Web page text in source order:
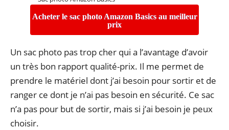
Acheter le sac photo Amazon Basics au meilleur
prix
Un sac photo pas trop cher qui a l’avantage d’avoir
un très bon rapport qualité-prix. Il me permet de
prendre le matériel dont j’ai besoin pour sortir et de
ranger ce dont je n’ai pas besoin en sécurité. Ce sac
n’a pas pour but de sortir, mais si j’ai besoin je peux
choisir.